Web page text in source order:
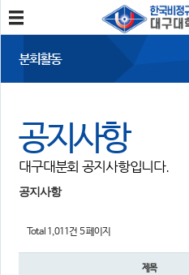
분회소개
분회활동
공지사항
회의록
정보와 소식
민주노총 및 본조소식
분회활동
공지사항
대구대분회 공지사항입니다.
공지사항
Total 1,011건 5 페이지
제목